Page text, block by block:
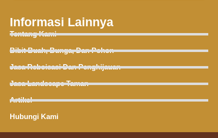
Informasi Lainnya
Tentang Kami
Bibit Buah, Bunga, Dan Pohon
Jasa Reboisasi Dan Penghijauan
Jasa Landscape Taman
Artikel
Hubungi Kami